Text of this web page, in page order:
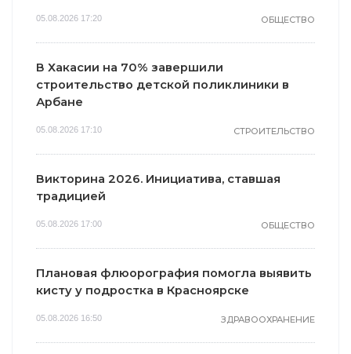
05.08.2026 17:20 ОБЩЕСТВО
В Хакасии на 70% завершили
строительство детской поликлиники в
Арбане
05.08.2026 17:10 СТРОИТЕЛЬСТВО
Викторина 2026. Инициатива, ставшая
традицией
05.08.2026 17:00 ОБЩЕСТВО
Плановая флюорография помогла выявить
кисту у подростка в Красноярске
05.08.2026 16:50 ЗДРАВООХРАНЕНИЕ